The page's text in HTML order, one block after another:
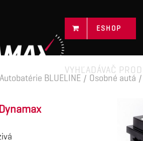
ESHOP
VYHĽADÁVAČ
Autobatérie BLUELINE / Osobné autá /